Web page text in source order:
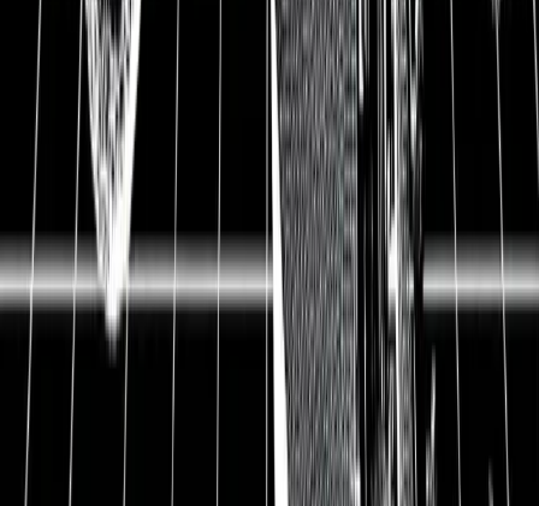
14.11.2018
Aktienanalyse BB Biotech
WKN
A0NFN3
Preis
58,80 EUR
Ausstehende Aktien
55,4 Mio.
Marktkapitalisierung
3,29 Mrd. EUR
Nettoverschuldung
87,5 Mio. EUR
Datum
09.11.2018